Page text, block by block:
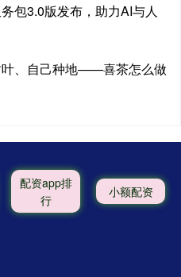
包3.0版发布，助力AI与人
叶、自己种地——喜茶怎么做
配资app排
行
小额配资